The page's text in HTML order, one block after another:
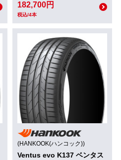
182,700円
税込/4本
(HANKOOK(ハンコック))
Ventus evo K137 ベンタス